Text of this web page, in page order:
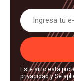
Este sitio está
privacidady Se